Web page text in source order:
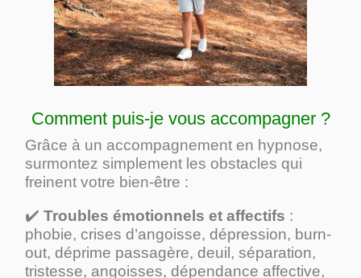
Comment puis-je vous accompagner ?
Grâce à un accompagnement en hypnose,
surmontez simplement les obstacles qui
freinent votre bien-être :
✔️ Troubles émotionnels et affectifs :
phobie, crises d’angoisse, dépression, burn-
out, déprime passagère, deuil, séparation,
tristesse, angoisses, dépendance affective,